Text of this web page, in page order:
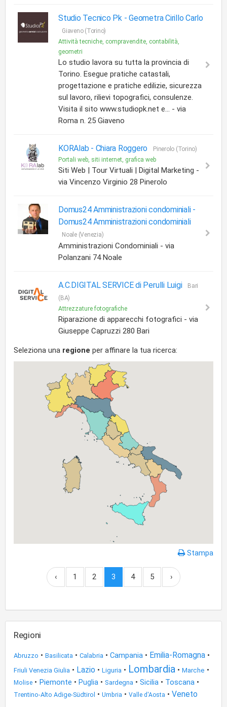
Studio Tecnico Pk -Geometra Cirillo Carlo
Giaveno (Torino)
Attività tecniche, compravendite, contabilità,
geometri
Lo studio lavora su tutta la provincia di
Torino. Esegue pratiche catastali,
progettazione e pratiche edilizie, sicurezza
sul lavoro, rilievi topografici, consulenze.
Visita il sito www.studiopk.net e... - via
Roma n. 25 Giaveno
KORAlab - Chiara Roggero
Pinerolo (Torino)
Portali web, siti internet, grafica web
Siti Web | Tour Virtuali | Digital Marketing -
via Vincenzo Virginio 28 Pinerolo
Domus24 Amministrazioni condominiali -
Domus24 Amministrazioni condominiali
Noale (Venezia)
Amministrazioni Condominiali - via
Polanzani 74 Noale
A.C.DIGITAL SERVICE di Perulli Luigi
Bari
(BA)
Attrezzature fotografiche
Riparazione di apparecchi fotografici - via
Giuseppe Capruzzi 280 Bari
Seleziona una regione per affinare la tua ricerca:
Stampa
‹ 1 2 3 4 5 ›
Regioni
Abruzzo • Basilicata • Calabria • Campania • Emilia-Romagna •
Friuli Venezia Giulia • Lazio • Liguria • Lombardia • Marche •
Molise • Piemonte • Puglia • Sardegna • Sicilia • Toscana •
Trentino-Alto Adige-Südtirol • Umbria • Valle d'Aosta • Veneto